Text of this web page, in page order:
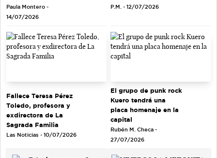
Paula Montero -
14/07/2026
P.M. - 12/07/2026
Fallece Teresa Pérez
Toledo, profesora y
exdirectora de La
Sagrada Familia
Las Noticias - 10/07/2026
El grupo de punk rock
Kuero tendrá una
placa homenaje en la
capital
Rubén M. Checa -
27/07/2026